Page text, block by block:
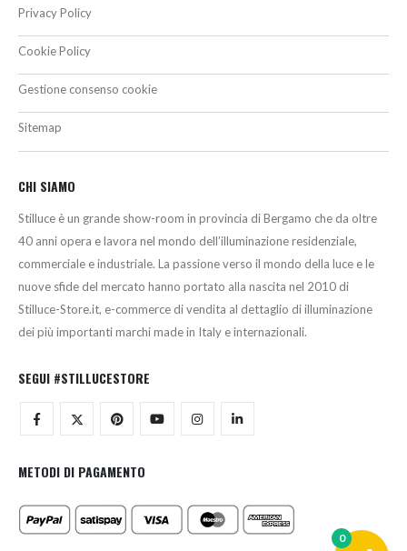
Privacy Policy
Cookie Policy
Gestione consenso cookie
Sitemap
CHI SIAMO
Stilluce è un grande show-room in provincia di Bergamo che da oltre
40 anni opera e lavora nel mondo dell’illuminazione residenziale,
commerciale e industriale. La passione verso il mondo della luce e le
nuove sfide del mercato hanno portato alla nascita nel 2010 di
Stilluce-Store.it, e-commerce di vendita al dettaglio di illuminazione
dei più importanti marchi made in Italy e internazionali.
SEGUI #STILLUCESTORE
METODI DI PAGAMENTO
0